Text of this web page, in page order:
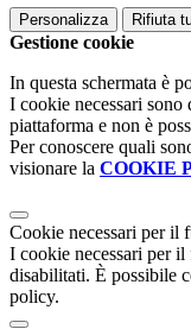
Personalizza Rifiuta
Gestione cookie
In questa schermata è
I cookie necessari
piattaforma e non è
Per conoscere quali
visionare la COOKIE
Cookie necessari per il
I cookie necessari per il
disabilitati. È possibile
policy.